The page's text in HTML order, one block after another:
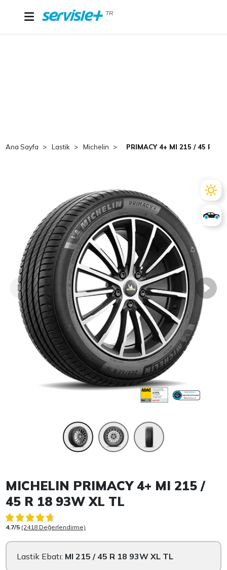
TR
Ana Sayfa Lastik Michelin PRIMACY 4+ MI 215 / 45 R 18
Item 1 of 3
MICHELIN PRIMACY 4+ MI 215 /
45 R 18 93W XL TL
4.7/5 (2418 Değerlendirme)
Lastik Ebatı: MI 215 / 45 R 18 93W XL TL